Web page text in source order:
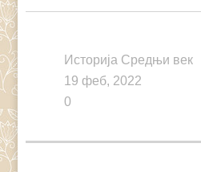
Историја Средњи век
19 феб, 2022
0